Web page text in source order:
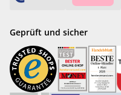
Geprüft und sicher